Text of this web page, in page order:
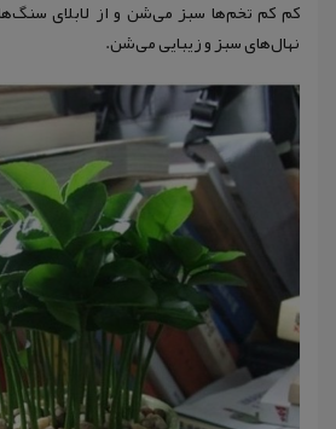
کم کم تخم‌ها سبز می‌شن و از لابلای
نهال‌های سبز و زیبایی می‌شن.